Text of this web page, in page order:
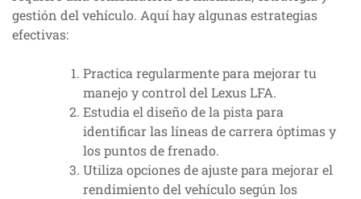
gestión del vehículo. Aquí hay algunas estrategias
efectivas:
Practica regularmente para mejorar tu
manejo y control del Lexus LFA.
Estudia el diseño de la pista para
identificar las líneas de carrera óptimas y
los puntos de frenado.
Utiliza opciones de ajuste para mejorar el
rendimiento del vehículo según los